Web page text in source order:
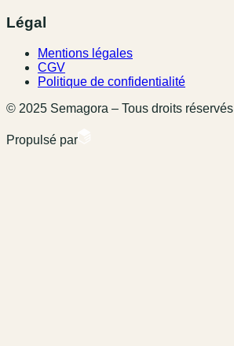
Légal
Mentions légales
CGV
Politique de confidentialité
© 2025 Semagora – Tous droits réservés
Propulsé par